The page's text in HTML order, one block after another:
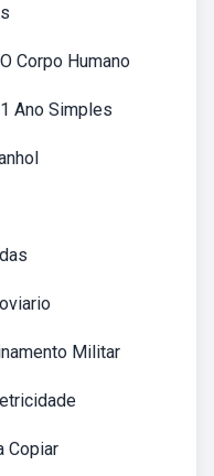
Corpo Humano
Ano Simples
Militar
Copiar